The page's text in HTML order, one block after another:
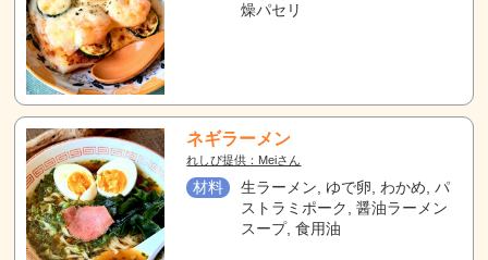
燥パセリ
ネギラーメン
れしぴ提供：Meiさん
材料
生ラーメン, ゆで卵, わかめ, パ
ストラミポーク, 醤油ラーメン
スープ, 食用油